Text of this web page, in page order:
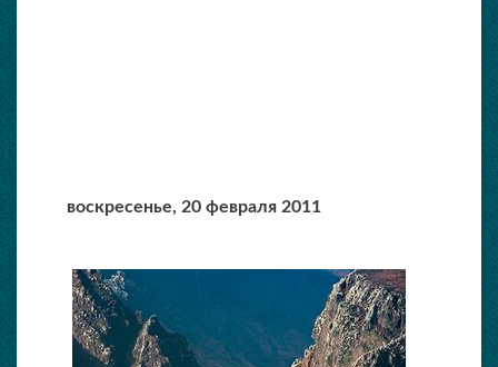
воскресенье, 20 февраля 2011